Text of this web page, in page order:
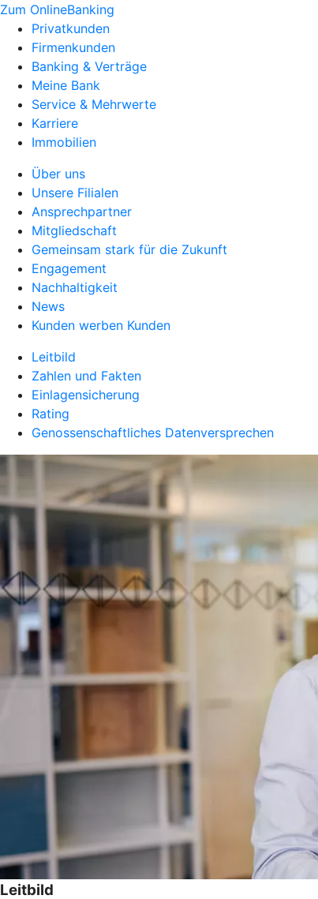
Zum OnlineBanking
Privatkunden
Firmenkunden
Banking & Verträge
Meine Bank
Service & Mehrwerte
Karriere
Immobilien
Über uns
Unsere Filialen
Ansprechpartner
Mitgliedschaft
Gemeinsam stark für die Zukunft
Engagement
Nachhaltigkeit
News
Kunden werben Kunden
Leitbild
Zahlen und Fakten
Einlagensicherung
Rating
Genossenschaftliches Datenversprechen
Leitbild